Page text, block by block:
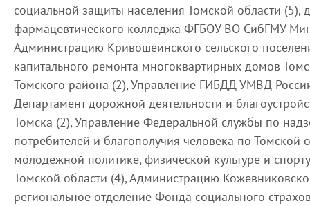
социальной защиты населения Томской области (5),
фармацевтического колледжа ФГБОУ ВО СибГМУ
Администрацию Кривошеинского сельского
капитального ремонта многоквартирных домов
Томского района (2), Управление ГИБДД УМВД
Департамент дорожной деятельности и
Томска (2), Управление Федеральной службы по
потребителей и благополучия человека по Томской
молодежной политике, физической культуре и
Томской области (4), Администрацию
региональное отделение Фонда социального